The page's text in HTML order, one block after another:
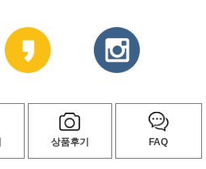
상품후기 FAQ